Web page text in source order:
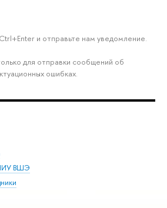
и отправьте нам уведомление.
для отправки сообщений об
ошибках.
ВШЭ